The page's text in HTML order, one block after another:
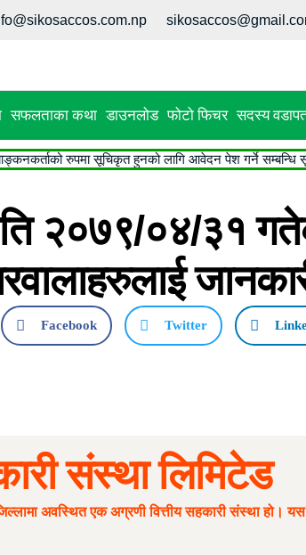
सफलताका कथा डाउनलोड फोटो फिचर सदस्य
रुपमा सूचिकृत हुनको लागि आवेदन पेश गर्ने सम्बन्धि
२०७९/०४/३१
Facebook Twitter
संस्था लिमिटेड
अवस्थित एक अग्रणी वित्तीय सहकारी संस्था हो।